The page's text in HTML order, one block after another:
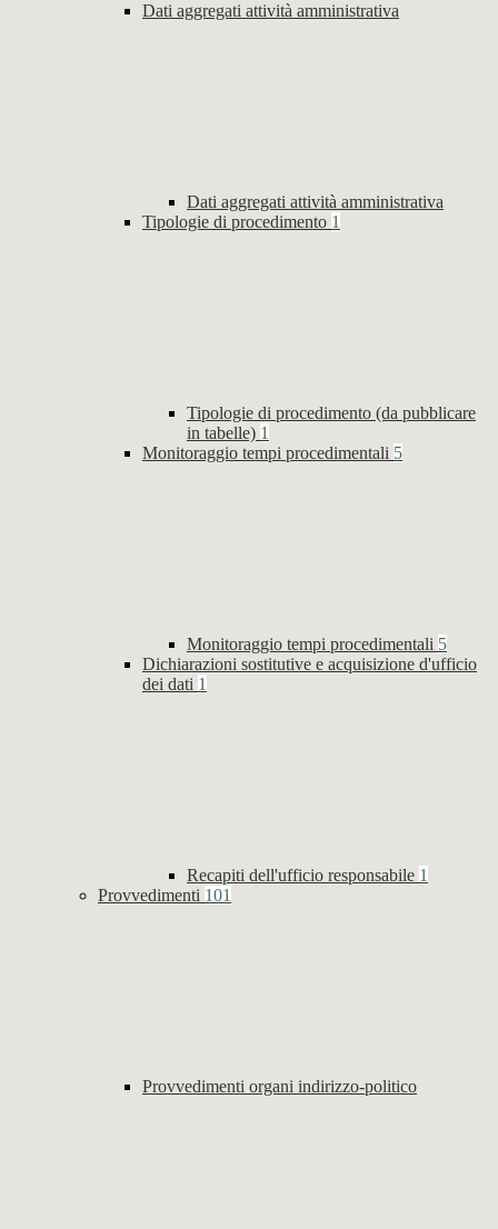
Dati aggregati attività amministrativa
Dati aggregati attività amministrativa
Tipologie di procedimento 1
Tipologie di procedimento (da pubblicare
in tabelle) 1
Monitoraggio tempi procedimentali 5
Monitoraggio tempi procedimentali 5
Dichiarazioni sostitutive e acquisizione d'ufficio
dei dati 1
Recapiti dell'ufficio responsabile 1
Provvedimenti 101
Provvedimenti organi indirizzo-politico